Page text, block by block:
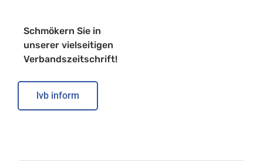
Schmökern Sie in
unserer vielseitigen
Verbandszeitschrift!
lvb inform